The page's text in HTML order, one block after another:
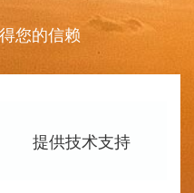
您的信赖
提供技术支持